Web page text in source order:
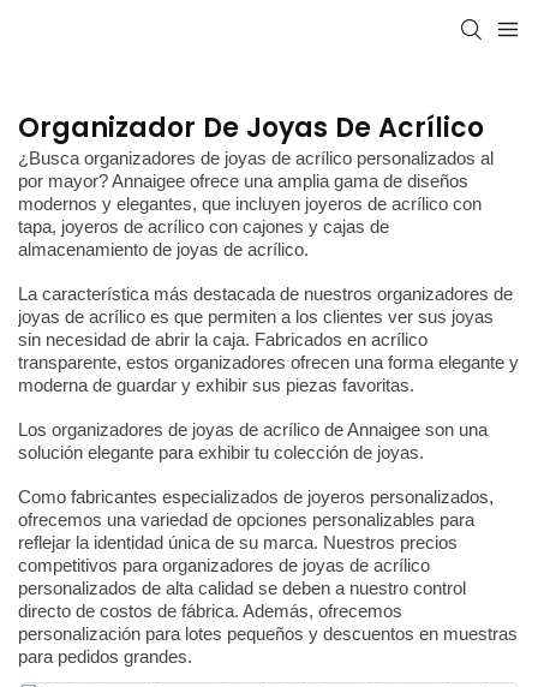
Organizador De Joyas De Acrílico
¿Busca organizadores de joyas de acrílico personalizados al
por mayor? Annaigee ofrece una amplia gama de diseños
modernos y elegantes, que incluyen joyeros de acrílico con
tapa, joyeros de acrílico con cajones y cajas de
almacenamiento de joyas de acrílico.
La característica más destacada de nuestros organizadores de
joyas de acrílico es que permiten a los clientes ver sus joyas
sin necesidad de abrir la caja. Fabricados en acrílico
transparente, estos organizadores ofrecen una forma elegante y
moderna de guardar y exhibir sus piezas favoritas.
Los organizadores de joyas de acrílico de Annaigee son una
solución elegante para exhibir tu colección de joyas.
Como fabricantes especializados de joyeros personalizados,
ofrecemos una variedad de opciones personalizables para
reflejar la identidad única de su marca. Nuestros precios
competitivos para organizadores de joyas de acrílico
personalizados de alta calidad se deben a nuestro control
directo de costos de fábrica. Además, ofrecemos
personalización para lotes pequeños y descuentos en muestras
para pedidos grandes.